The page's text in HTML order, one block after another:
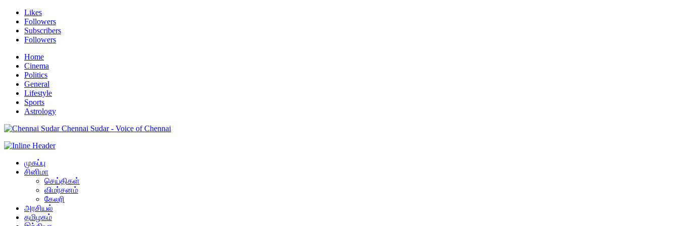
Likes
Followers
Subscribers
Followers
Home
Cinema
Politics
General
Lifestyle
Sports
Astrology
Chennai Sudar - Voice of Chennai
முகப்பு
சினிமா
செய்திகள்
விமர்சனம்
கேலரி
அரசியல்
தமிழகம்